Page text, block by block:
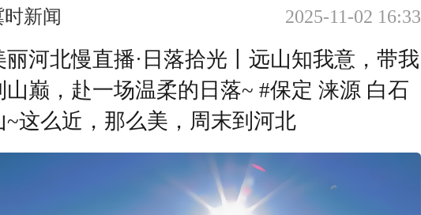
时新闻 2025-11-02 16:33
丽河北慢直播·日落拾光丨远山知我意，带我
山巅，赴一场温柔的日落~ #保定 涞源 白石
~这么近，那么美，周末到河北